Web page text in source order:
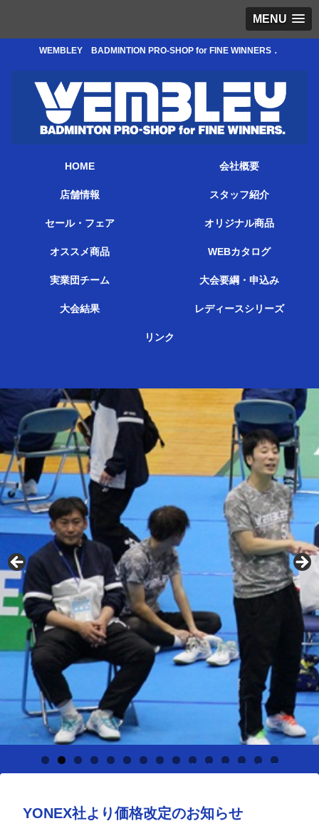
MENU
WEMBLEY BADMINTION PRO-SHOP for FINE WINNERS．
HOME 会社概要
店舗情報 スタッフ紹介
セール・フェア オリジナル商品
オススメ商品 WEBカタログ
実業団チーム 大会要綱・申込み
大会結果 レディースシリーズ
リンク
0 1 2 3 4 5
YONEX社より価格改定のお知らせ